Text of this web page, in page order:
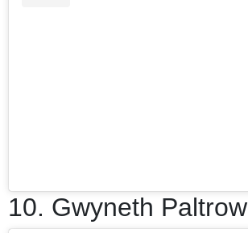
10. Gwyneth Paltrow